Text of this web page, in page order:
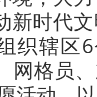
新时代
织辖区
网格员